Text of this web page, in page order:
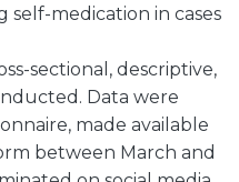
medication in cases
sectional, descriptive,
Data were
made available
between March and